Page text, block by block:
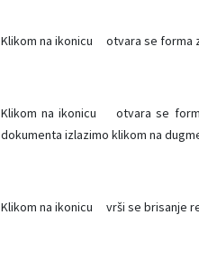
Klikom na ikonicu otvara se forma
Klikom na ikonicu
otvara se
dokumenta izlazimo klikom na
Klikom na ikonicu vrši se brisanje